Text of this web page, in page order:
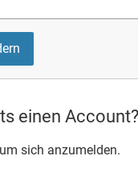
einen Account?
sich anzumelden.